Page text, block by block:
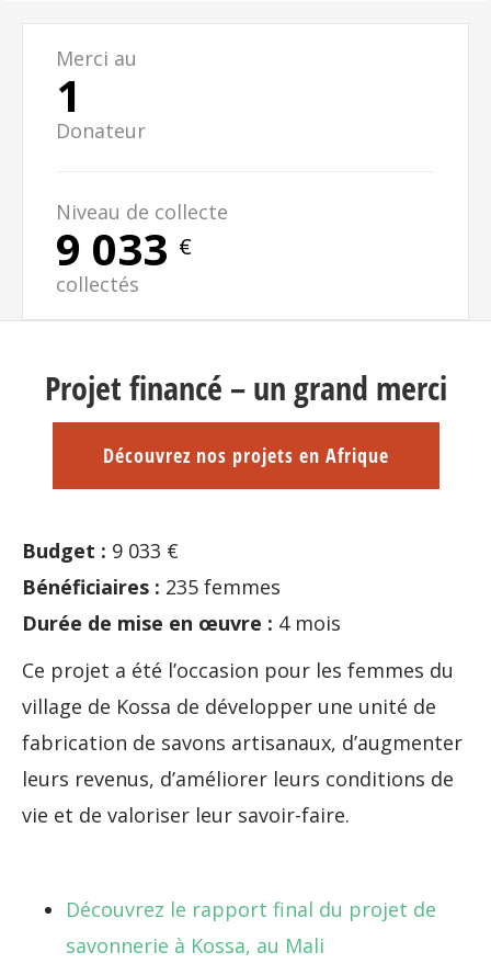
Merci au
1
Donateur
Niveau de collecte
9 033 €
collectés
Projet financé – un grand merci
Découvrez nos projets en Afrique
Budget : 9 033 €
Bénéficiaires : 235 femmes
Durée de mise en œuvre : 4 mois
Ce projet a été l’occasion pour les femmes du
village de Kossa de développer une unité de
fabrication de savons artisanaux, d’augmenter
leurs revenus, d’améliorer leurs conditions de
vie et de valoriser leur savoir-faire.
Découvrez le rapport final du projet de
savonnerie à Kossa, au Mali